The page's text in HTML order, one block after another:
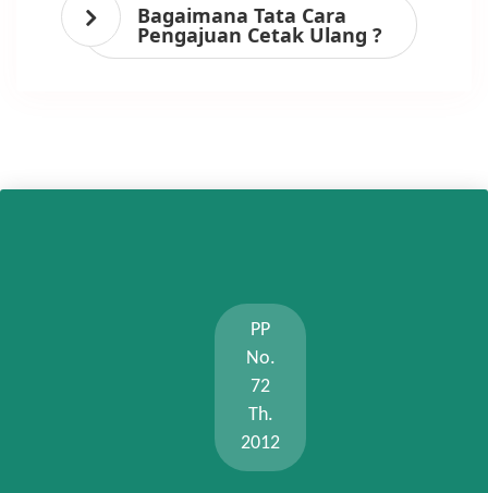
Bagaimana Tata Cara
Pengajuan Cetak Ulang ?
PP
No.
72
Th.
2012